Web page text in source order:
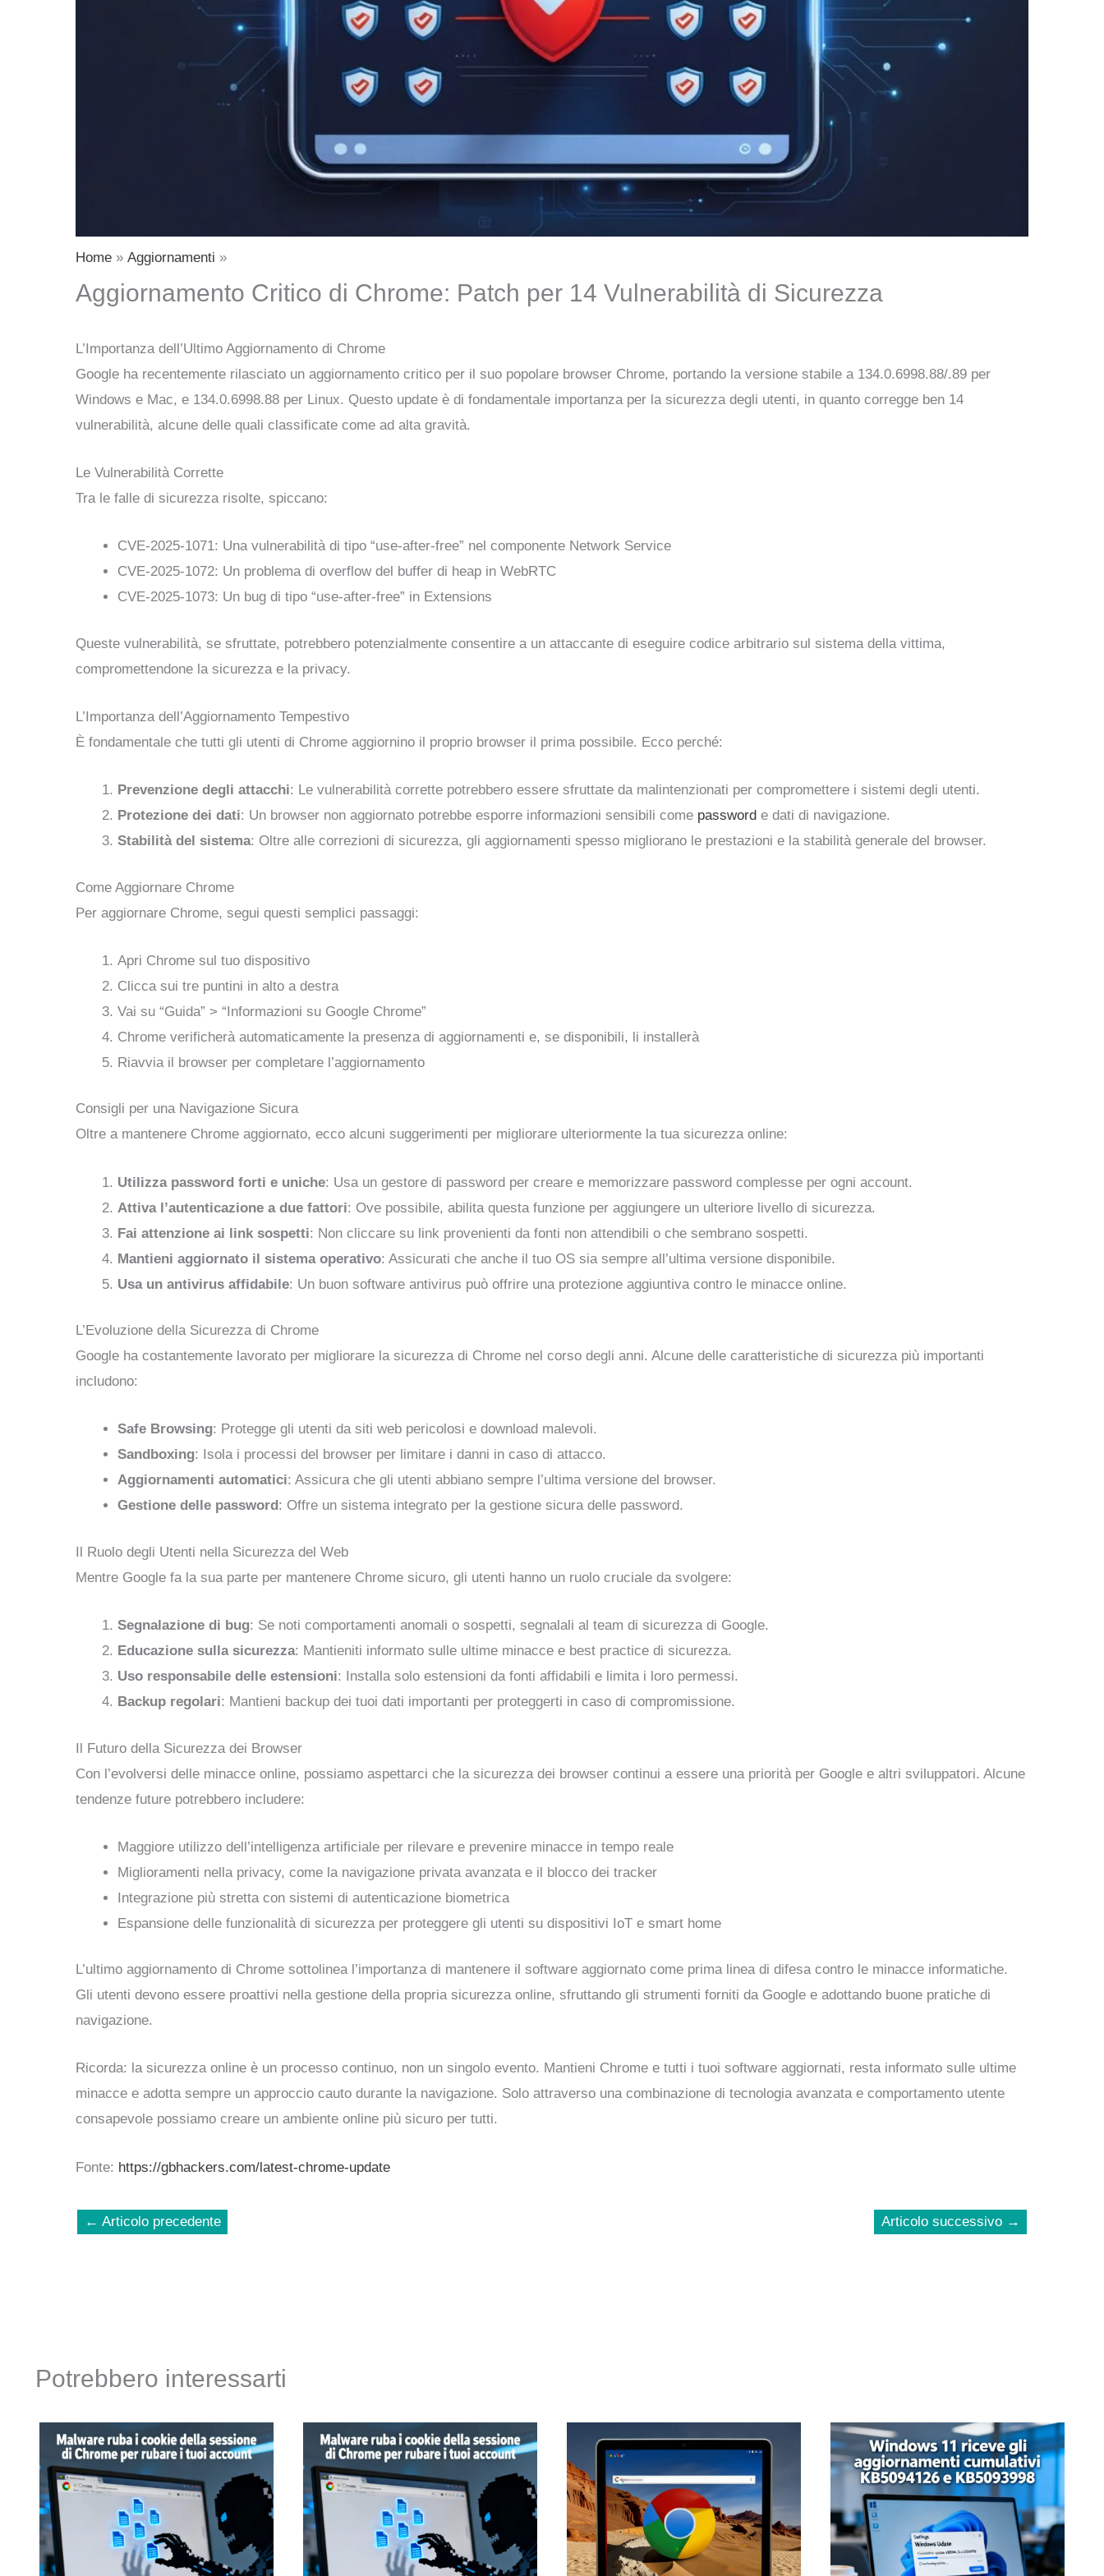
Home Aggiornamenti
Aggiornamento Critico di Chrome: Patch per 14 Vulnerabilità di Sicurezza
L’Importanza dell’Ultimo Aggiornamento di Chrome
Google ha recentemente rilasciato un aggiornamento critico per il suo popolare browser Chrome, portando la versione stabile a 134.0.6998.88/.89 per
Windows e Mac, e 134.0.6998.88 per Linux. Questo update è di fondamentale importanza per la sicurezza degli utenti, in quanto corregge ben 14
vulnerabilità, alcune delle quali classificate come ad alta gravità.
Le Vulnerabilità Corrette
Tra le falle di sicurezza risolte, spiccano:
CVE-2025-1071: Una vulnerabilità di tipo “use-after-free” nel componente Network Service
CVE-2025-1072: Un problema di overflow del buffer di heap in WebRTC
CVE-2025-1073: Un bug di tipo “use-after-free” in Extensions
Queste vulnerabilità, se sfruttate, potrebbero potenzialmente consentire a un attaccante di eseguire codice arbitrario sul sistema della vittima,
compromettendone la sicurezza e la privacy.
L’Importanza dell’Aggiornamento Tempestivo
È fondamentale che tutti gli utenti di Chrome aggiornino il proprio browser il prima possibile. Ecco perché:
Prevenzione degli attacchi: Le vulnerabilità corrette potrebbero essere sfruttate da malintenzionati per compromettere i sistemi degli utenti.
Protezione dei dati: Un browser non aggiornato potrebbe esporre informazioni sensibili come password e dati di navigazione.
Stabilità del sistema: Oltre alle correzioni di sicurezza, gli aggiornamenti spesso migliorano le prestazioni e la stabilità generale del browser.
Come Aggiornare Chrome
Per aggiornare Chrome, segui questi semplici passaggi:
Apri Chrome sul tuo dispositivo
Clicca sui tre puntini in alto a destra
Vai su “Guida” > “Informazioni su Google Chrome”
Chrome verificherà automaticamente la presenza di aggiornamenti e, se disponibili, li installerà
Riavvia il browser per completare l’aggiornamento
Consigli per una Navigazione Sicura
Oltre a mantenere Chrome aggiornato, ecco alcuni suggerimenti per migliorare ulteriormente la tua sicurezza online:
Utilizza password forti e uniche: Usa un gestore di password per creare e memorizzare password complesse per ogni account.
Attiva l’autenticazione a due fattori: Ove possibile, abilita questa funzione per aggiungere un ulteriore livello di sicurezza.
Fai attenzione ai link sospetti: Non cliccare su link provenienti da fonti non attendibili o che sembrano sospetti.
Mantieni aggiornato il sistema operativo: Assicurati che anche il tuo OS sia sempre all’ultima versione disponibile.
Usa un antivirus affidabile: Un buon software antivirus può offrire una protezione aggiuntiva contro le minacce online.
L’Evoluzione della Sicurezza di Chrome
Google ha costantemente lavorato per migliorare la sicurezza di Chrome nel corso degli anni. Alcune delle caratteristiche di sicurezza più importanti
includono:
Safe Browsing: Protegge gli utenti da siti web pericolosi e download malevoli.
Sandboxing: Isola i processi del browser per limitare i danni in caso di attacco.
Aggiornamenti automatici: Assicura che gli utenti abbiano sempre l’ultima versione del browser.
Gestione delle password : Offre un sistema integrato per la gestione sicura delle password.
Il Ruolo degli Utenti nella Sicurezza del Web
Mentre Google fa la sua parte per mantenere Chrome sicuro, gli utenti hanno un ruolo cruciale da svolgere:
Segnalazione di bug: Se noti comportamenti anomali o sospetti, segnalali al team di sicurezza di Google.
Educazione sulla sicurezza: Mantieniti informato sulle ultime minacce e best practice di sicurezza.
Uso responsabile delle estensioni: Installa solo estensioni da fonti affidabili e limita i loro permessi.
Backup regolari: Mantieni backup dei tuoi dati importanti per proteggerti in caso di compromissione.
Il Futuro della Sicurezza dei Browser
Con l’evolversi delle minacce online, possiamo aspettarci che la sicurezza dei browser continui a essere una priorità per Google e altri sviluppatori. Alcune
tendenze future potrebbero includere:
Maggiore utilizzo dell’intelligenza artificiale per rilevare e prevenire minacce in tempo reale
Miglioramenti nella privacy, come la navigazione privata avanzata e il blocco dei tracker
Integrazione più stretta con sistemi di autenticazione biometrica
Espansione delle funzionalità di sicurezza per proteggere gli utenti su dispositivi IoT e smart home
L’ultimo aggiornamento di Chrome sottolinea l’importanza di mantenere il software aggiornato come prima linea di difesa contro le minacce informatiche.
Gli utenti devono essere proattivi nella gestione della propria sicurezza online, sfruttando gli strumenti forniti da Google e adottando buone pratiche di
navigazione.
Ricorda: la sicurezza online è un processo continuo, non un singolo evento. Mantieni Chrome e tutti i tuoi software aggiornati, resta informato sulle ultime
minacce e adotta sempre un approccio cauto durante la navigazione. Solo attraverso una combinazione di tecnologia avanzata e comportamento utente
consapevole possiamo creare un ambiente online più sicuro per tutti.
Fonte: https://gbhackers.com/latest-chrome-update
← Articolo precedente Articolo successivo →
Potrebbero interessarti